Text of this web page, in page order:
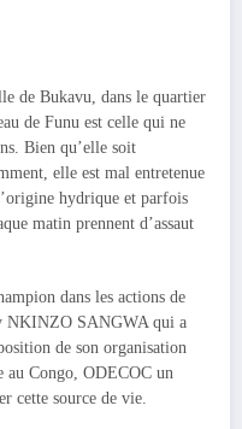
de Bukavu, dans le quartier
de Funu est celle qui ne
Bien qu’elle soit
elle est mal entretenue
hydrique et parfois
matin prennent d’assaut
dans les actions de
NKINZO SANGWA qui a
de son organisation
au Congo, ODECOC un
cette source de vie.